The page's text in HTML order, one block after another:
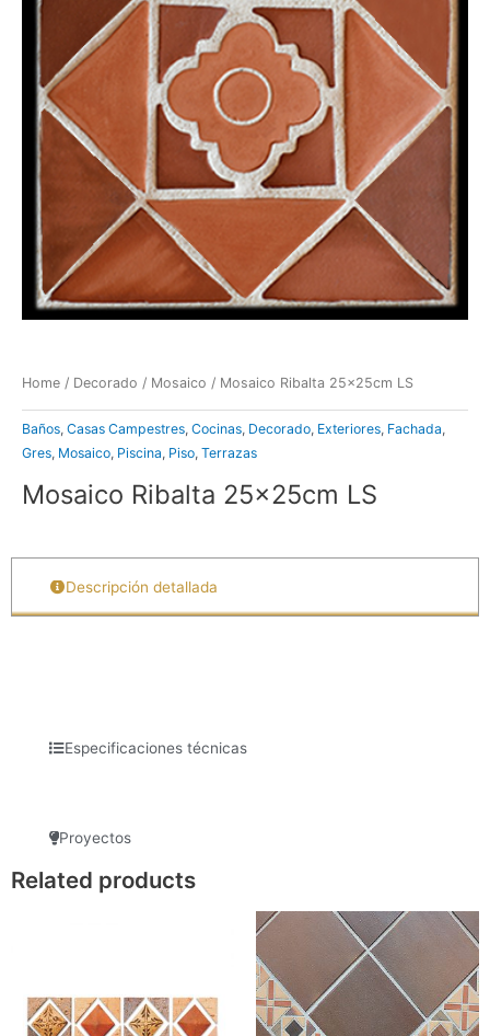
Home / Decorado / Mosaico / Mosaico Ribalta 25x25cm LS
Baños, Casas Campestres, Cocinas, Decorado, Exteriores, Fachada,
Gres, Mosaico, Piscina, Piso, Terrazas
Mosaico Ribalta 25x25cm LS
Descripción detallada
Especificaciones técnicas
Proyectos
Related products